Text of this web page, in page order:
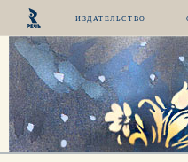
ИЗДАТЕЛЬСТВО